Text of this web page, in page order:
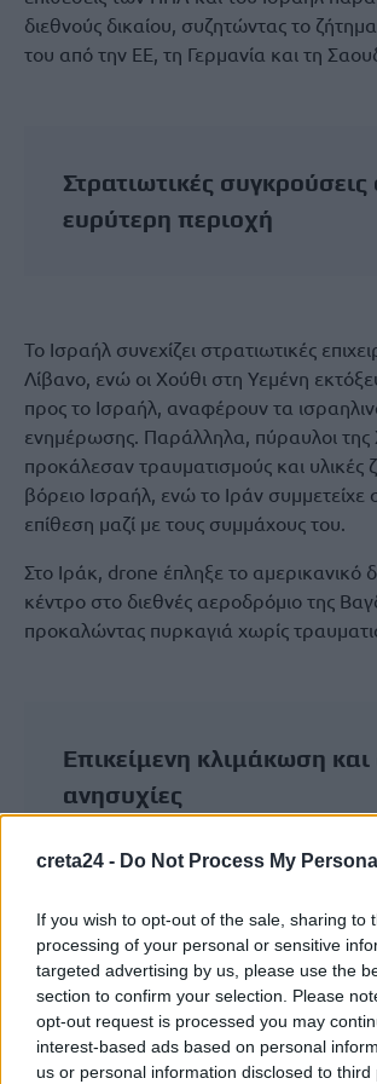
creta24 - Do Not Process My
If you wish to opt-out of the sale, sharing to
processing of your personal or sensitive
targeted advertising by us, please use the
section to confirm your selection. Please
opt-out request is processed you may
interest-based ads based on personal
us or personal information disclosed to
διεθνούς δικαίου, συζητώντας το
του από την ΕΕ, τη Γερμανία και τη
Στρατιωτικές συγκρούσεις
ευρύτερη περιοχή
Το Ισραήλ συνεχίζει στρατιωτικές
Λίβανο, ενώ οι Χούθι στη Υεμένη
προς το Ισραήλ, αναφέρουν τα
ενημέρωσης. Παράλληλα, πύραυλοι της
προκάλεσαν τραυματισμούς και υλικές
βόρειο Ισραήλ, ενώ το Ιράν συμμετείχε
επίθεση μαζί με τους συμμάχους του.
Στο Ιράκ, drone έπληξε το αμερικανικό
κέντρο στο διεθνές αεροδρόμιο της
προκαλώντας πυρκαγιά χωρίς
Επικείμενη κλιμάκωση και
ανησυχίες
Η κατάσταση στην περιοχή παραμένει
τεταμένη, με πολλαπλές χώρες να
για περαιτέρω κλιμάκωση. Οι
διπλωματικές εξελίξεις τις επόμενες
αναμένεται να καθορίσουν την πορεία
Μέση Ανατολή.